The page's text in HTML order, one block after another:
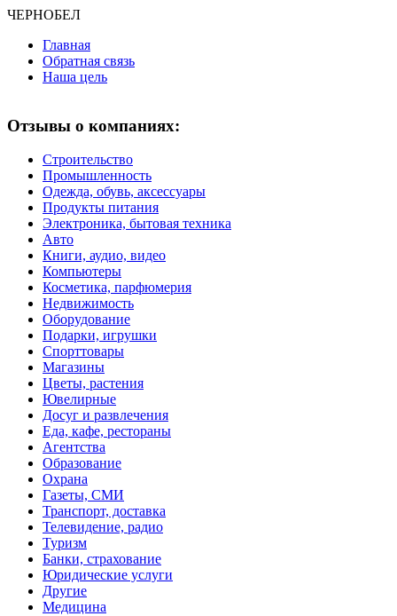
ЧЕРНОБЕЛ
Главная
Обратная связь
Наша цель
Отзывы о компаниях:
Строительство
Промышленность
Одежда, обувь, аксессуары
Продукты питания
Электроника, бытовая техника
Авто
Книги, аудио, видео
Компьютеры
Косметика, парфюмерия
Недвижимость
Оборудование
Подарки, игрушки
Спорттовары
Магазины
Цветы, растения
Ювелирные
Досуг и развлечения
Еда, кафе, рестораны
Агентства
Образование
Охрана
Газеты, СМИ
Транспорт, доставка
Телевидение, радио
Туризм
Банки, страхование
Юридические услуги
Другие
Медицина